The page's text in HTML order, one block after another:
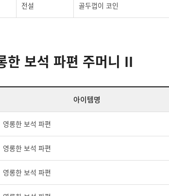
전설 골두껍이 코인
한 보석 파편 주머니 II
아이템명
영롱한 보석 파편
영롱한 보석 파편
영롱한 보석 파편